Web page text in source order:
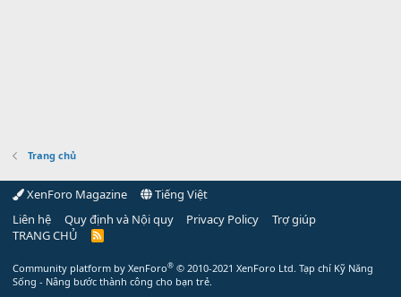
Trang chủ
XenForo Magazine
Tiếng Việt
Liên hệ
Quy định và Nội quy Privacy Policy
Trợ giúp
TRANG CHỦ
R
Community platform by XenForo® © 2010-2021 XenForo Ltd. Tạp chí Kỹ Năng
Sống - Nâng bước thành công cho bạn trẻ.